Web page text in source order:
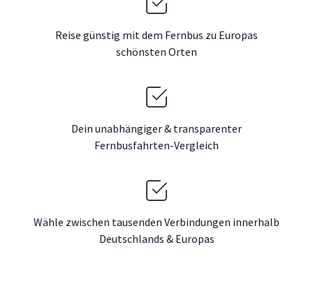
Reise günstig mit dem Fernbus zu Europas
schönsten Orten
Dein unabhängiger & transparenter
Fernbusfahrten-Vergleich
Wähle zwischen tausenden Verbindungen innerhalb
Deutschlands & Europas